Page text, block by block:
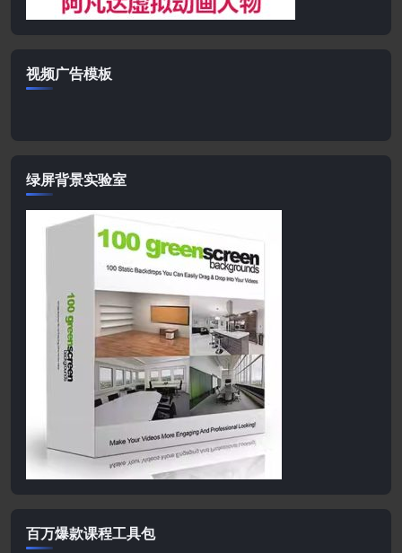
视频广告模板
绿屏背景实验室
百万爆款课程工具包